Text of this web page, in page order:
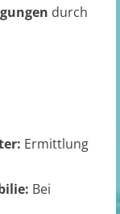
durch
Ermittlung
Bei